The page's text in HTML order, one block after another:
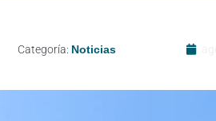
Categoría: Noticias